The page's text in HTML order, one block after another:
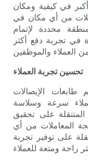
أكبر في كيفية ومكان
من أي مكان في
محددة لإتمام
في تجربة دفع أكثر
تحسين تجربة العملاء
طابعات الإيصالات
سرعة وسلاسة
على تحقيق
المعاملات من أي
على توفير تجربة